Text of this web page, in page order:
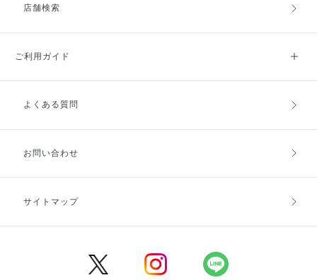
店舗検索
ご利用ガイド
ご利用ガイドトップ
お支払方法
キャンセル・返品・交換
よくある質問
お問い合わせ
サイトマップ